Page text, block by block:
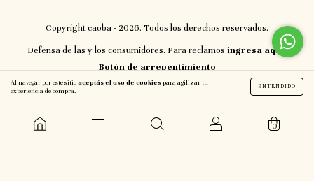
Al navegar por este sitioaceptás el uso de cookiespara agilizar tu
experiencia de compra.
ENTENDIDO
0
Copyright caoba - 2026. Todos los derechos reservados.
Defensa de las y los consumidores. Para reclamos ingresa aquí.
Botón de arrepentimiento